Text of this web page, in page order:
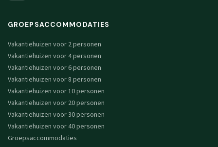
GROEPSACCOMMODATIES
Vakantiehuizen voor 2 personen
Vakantiehuizen voor 4 personen
Vakantiehuizen voor 6 personen
Vakantiehuizen voor 8 personen
Vakantiehuizen voor 10 personen
Vakantiehuizen voor 20 personen
Vakantiehuizen voor 30 personen
Vakantiehuizen voor 40 personen
Groepsaccommodaties